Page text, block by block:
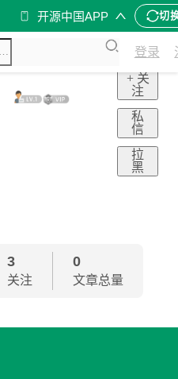
开源中国APP 切
登录
+ 关
注
私
信
拉
黑
3
关注
0
文章总量